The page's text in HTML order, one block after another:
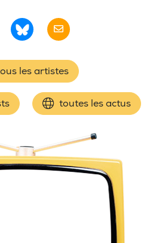
les artistes
toutes les actus